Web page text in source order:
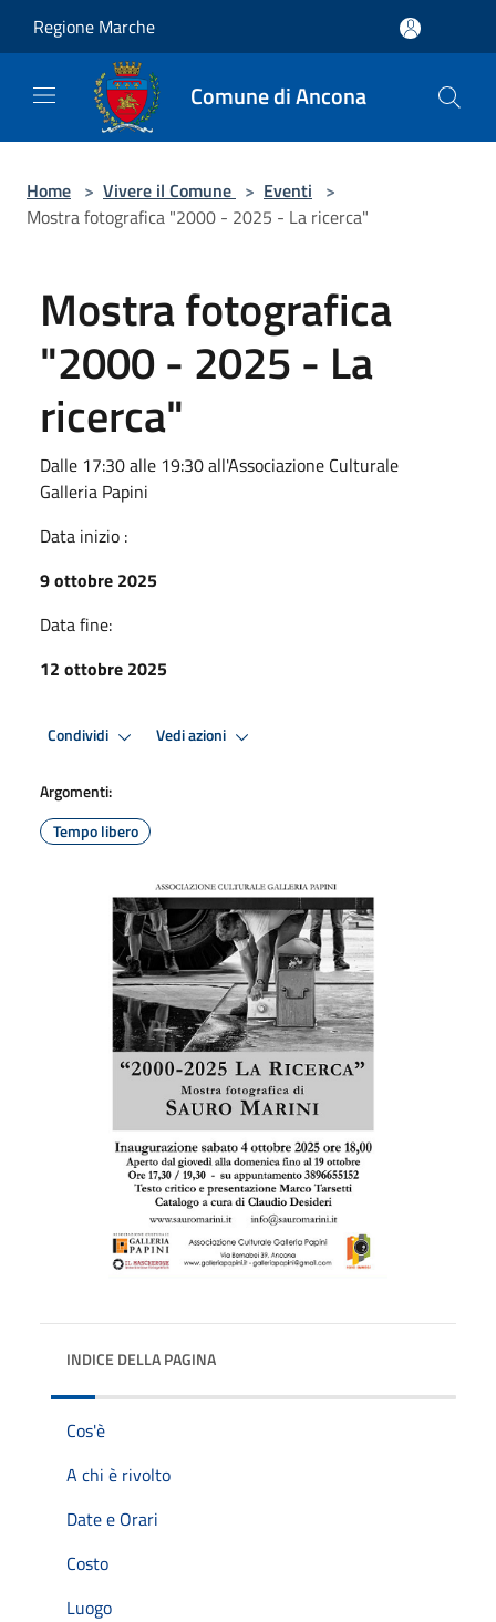
Regione Marche
Comune di Ancona
Home > Vivere il Comune > Eventi >
Mostra fotografica "2000 - 2025 - La ricerca"
Mostra fotografica
"2000 - 2025 - La
ricerca"
Dalle 17:30 alle 19:30 all'Associazione Culturale
Galleria Papini
Data inizio :
9 ottobre 2025
Data fine:
12 ottobre 2025
Condividi Vedi azioni
Argomenti:
Tempo libero
INDICE DELLA PAGINA
Cos'è
A chi è rivolto
Date e Orari
Costo
Luogo